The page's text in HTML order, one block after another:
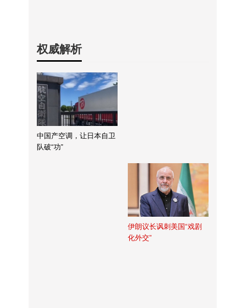
权威解析
中国产空调，让日本自卫
队破“功”
伊朗议长讽刺美国“戏剧
化外交”